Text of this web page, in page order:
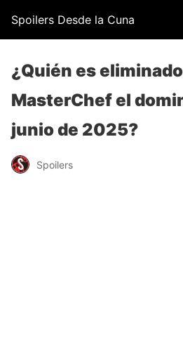
Spoilers Desde la Cuna
¿Quién es
MasterChef el
junio de 2025?
Spoilers